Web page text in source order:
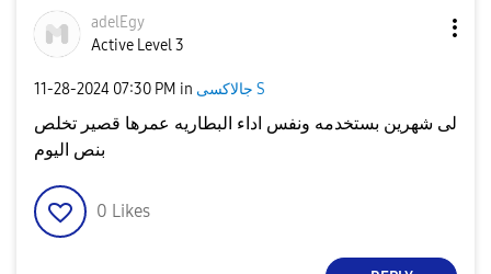
adelEgy
Active Level 3
‎11-28-2024 07:30 PM in جالاكسى S
لى شهرين بستخدمه ونفس اداء البطاريه عمرها قصير تخلص
بنص اليوم
0 Likes